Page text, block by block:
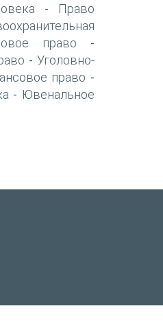
-
Право
право -
-Уголовно-
право -
- Ювенальное